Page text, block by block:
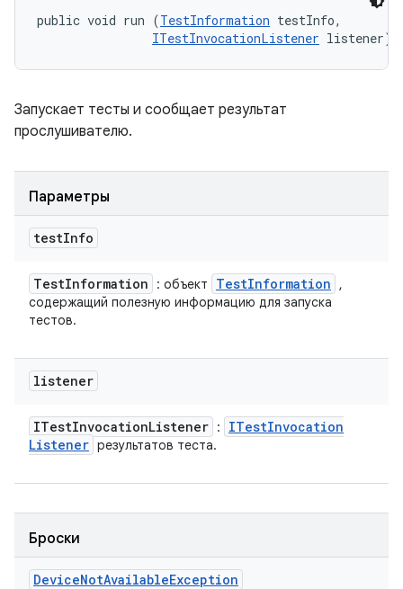
public void run (TestInformation testInfo,
ITestInvocationListener listener)
Запускает тесты и сообщает результат
прослушивателю.
Параметры
testInfo
TestInformation : объект TestInformation
,
содержащий полезную информацию для запуска
тестов.
listener
ITestInvocationListener : ITestInvocation
Listener результатов теста.
Броски
DeviceNotAvailableException